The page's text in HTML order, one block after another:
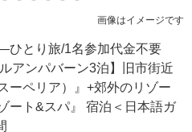
画像はイメージです
ひとり旅/1名参加代金不要
アンパバーン3泊】旧市街近
ーペリア）』+郊外のリゾー
ート&スパ』 宿泊＜日本語ガ